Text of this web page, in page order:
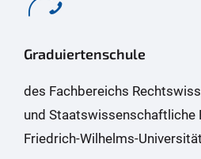
Graduiertenschule
des Fachbereichs
und Staatswissenschaftliche
Friedrich-Wilhelms-